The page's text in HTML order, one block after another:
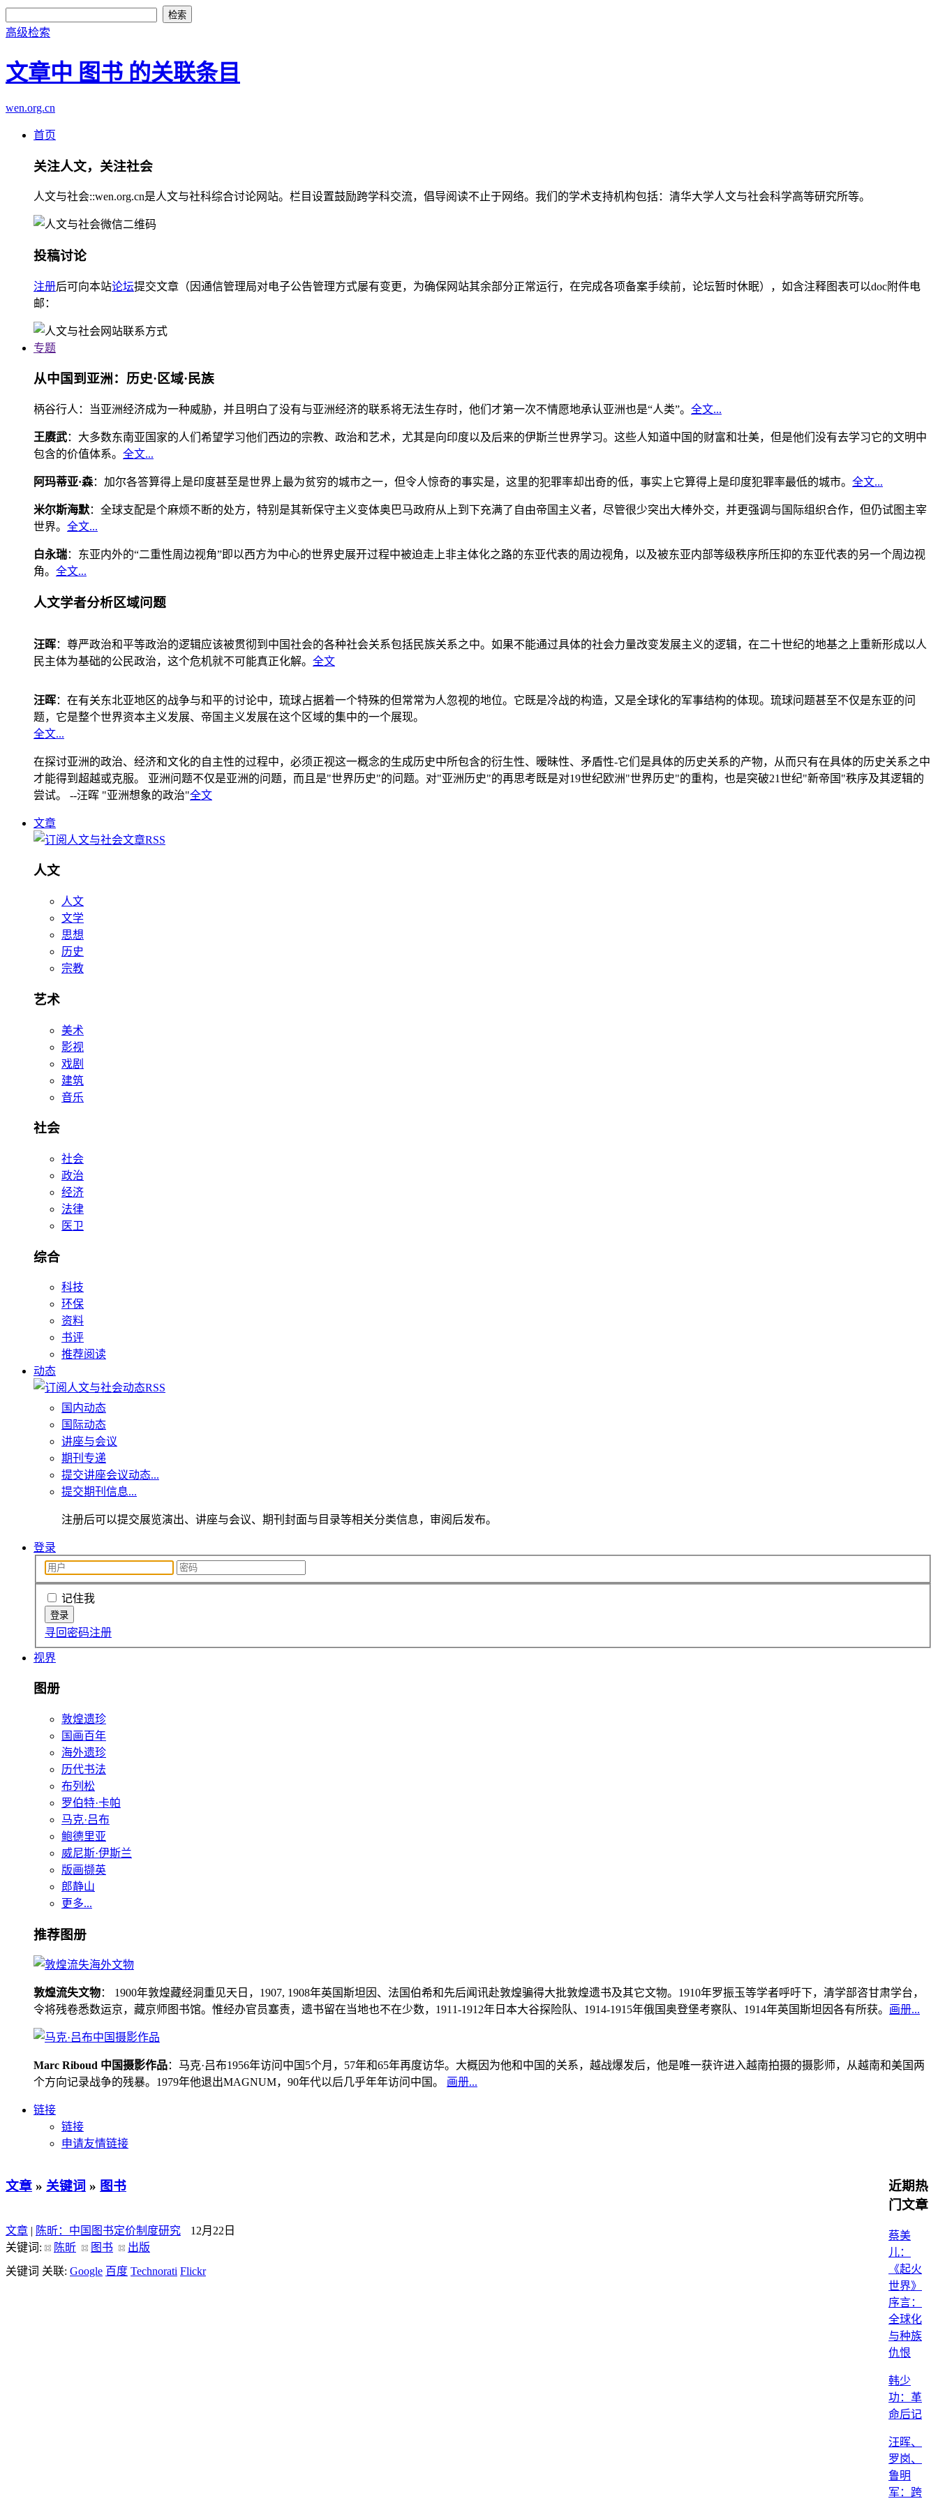
高级检索
文章中 图书 的关联条目
wen.org.cn
首页
关注人文，关注社会
人文与社会::wen.org.cn是人文与社科综合讨论网站。栏目设置鼓励跨学科交流，倡导阅读不止于网络。我们的学术支持机构包括：清华大学人文与社会科学高等研究所等。
投稿讨论
注册后可向本站论坛提交文章（因通信管理局对电子公告管理方式屡有变更，为确保网站其余部分正常运行，在完成各项备案手续前，论坛暂时休眠），如含注释图表可以doc附件电
邮：
专题
从中国到亚洲：历史·区域·民族
柄谷行人：当亚洲经济成为一种威胁，并且明白了没有与亚洲经济的联系将无法生存时，他们才第一次不情愿地承认亚洲也是“人类”。 全文...
王赓武：大多数东南亚国家的人们希望学习他们西边的宗教、政治和艺术，尤其是向印度以及后来的伊斯兰世界学习。这些人知道中国的财富和壮美，但是他们没有去学习它的文明中
包含的价值体系。 全文...
阿玛蒂亚·森：加尔各答算得上是印度甚至是世界上最为贫穷的城市之一，但令人惊奇的事实是，这里的犯罪率却出奇的低，事实上它算得上是印度犯罪率最低的城市。 全文...
米尔斯海默：全球支配是个麻烦不断的处方，特别是其新保守主义变体奥巴马政府从上到下充满了自由帝国主义者，尽管很少突出大棒外交，并更强调与国际组织合作，但仍试图主宰
世界。 全文...
白永瑞：东亚内外的“二重性周边视角”即以西方为中心的世界史展开过程中被迫走上非主体化之路的东亚代表的周边视角，以及被东亚内部等级秩序所压抑的东亚代表的另一个周边视
角。 全文...
人文学者分析区域问题
汪晖：尊严政治和平等政治的逻辑应该被贯彻到中国社会的各种社会关系包括民族关系之中。如果不能通过具体的社会力量改变发展主义的逻辑，在二十世纪的地基之上重新形成以人
民主体为基础的公民政治，这个危机就不可能真正化解。 全文
汪晖：在有关东北亚地区的战争与和平的讨论中，琉球占据着一个特殊的但常常为人忽视的地位。它既是冷战的构造，又是全球化的军事结构的体现。琉球问题甚至不仅是东亚的问
题，它是整个世界资本主义发展、帝国主义发展在这个区域的集中的一个展现。
全文...
在探讨亚洲的政治、经济和文化的自主性的过程中，必须正视这一概念的生成历史中所包含的衍生性、暧昧性、矛盾性-它们是具体的历史关系的产物，从而只有在具体的历史关系之中
才能得到超越或克服。 亚洲问题不仅是亚洲的问题，而且是"世界历史"的问题。对"亚洲历史"的再思考既是对19世纪欧洲"世界历史"的重构，也是突破21世纪"新帝国"秩序及其逻辑的
尝试。 --汪晖 "亚洲想象的政治"全文
文章
人文
人文
文学
思想
历史
宗教
艺术
美术
影视
戏剧
建筑
音乐
社会
社会
政治
经济
法律
医卫
综合
科技
环保
资料
书评
推荐阅读
动态
国内动态
国际动态
讲座与会议
期刊专递
提交讲座会议动态...
提交期刊信息...
注册后可以提交展览演出、讲座与会议、期刊封面与目录等相关分类信息，审阅后发布。
登录
记住我
寻回密码注册
视界
图册
敦煌遗珍
国画百年
海外遗珍
历代书法
布列松
罗伯特·卡帕
马克·吕布
鲍德里亚
威尼斯·伊斯兰
版画撷英
郎静山
更多...
推荐图册
敦煌流失文物： 1900年敦煌藏经洞重见天日，1907, 1908年英国斯坦因、法国伯希和先后闻讯赴敦煌骗得大批敦煌遗书及其它文物。1910年罗振玉等学者呼吁下，清学部咨甘肃学台，
令将残卷悉数运京，藏京师图书馆。惟经办官员塞责，遗书留在当地也不在少数，1911-1912年日本大谷探险队、1914-1915年俄国奥登堡考察队、1914年英国斯坦因各有所获。 画册...
Marc Riboud 中国摄影作品：马克·吕布1956年访问中国5个月，57年和65年再度访华。大概因为他和中国的关系，越战爆发后，他是唯一获许进入越南拍摄的摄影师，从越南和美国两
个方向记录战争的残暴。1979年他退出MAGNUM，90年代以后几乎年年访问中国。 画册...
链接
链接
申请友情链接
文章 » 关键词 » 图书
文章 | 陈昕：中国图书定价制度研究
12月22日
关键词:
陈昕 图书
出版
关键词 关联: Google 百度 Technorati Flickr
近期热
门文章
蔡美
儿：
《起火
世界》
序言：
全球化
与种族
仇恨
韩少
功：革
命后记
汪晖、
罗岗、
鲁明
军：跨